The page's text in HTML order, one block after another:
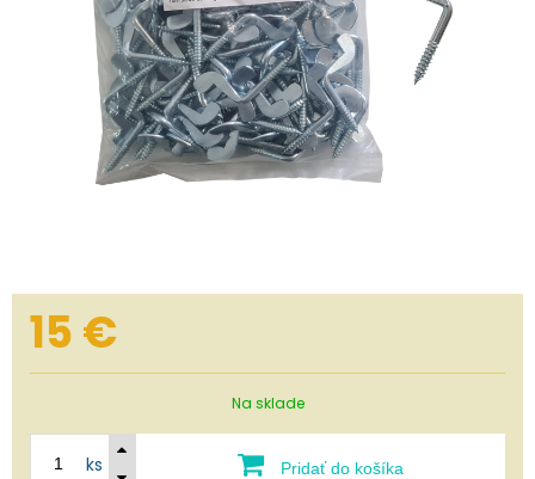
15€
Na sklade
ks Pridať do košíka